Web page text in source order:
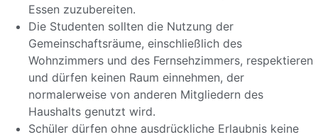
Essen zuzubereiten.
Die Studenten sollten die Nutzung der
Gemeinschaftsräume, einschließlich des
Wohnzimmers und des Fernsehzimmers, respektieren
und dürfen keinen Raum einnehmen, der
normalerweise von anderen Mitgliedern des
Haushalts genutzt wird.
Schüler dürfen ohne ausdrückliche Erlaubnis keine